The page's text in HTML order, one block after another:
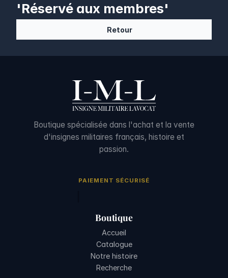
'Réservé aux membres'
Retour
Boutique spécialisée dans l'achat et la vente
d'insignes militaires français, histoire et
passion.
PAIEMENT SÉCURISÉ
Boutique
Accueil
Catalogue
Notre histoire
Recherche